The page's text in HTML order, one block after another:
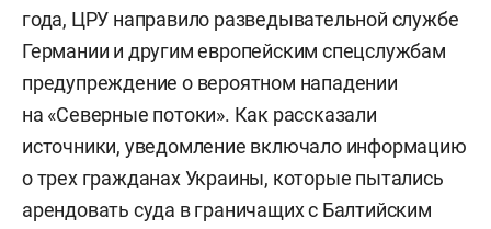
года, ЦРУ направило разведывательной службе
Германии и другим европейским спецслужбам
предупреждение о вероятном нападении
на «Северные потоки». Как рассказали
источники, уведомление включало информацию
о трех гражданах Украины, которые пытались
арендовать суда в граничащих с Балтийским